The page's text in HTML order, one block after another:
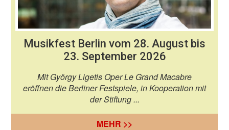
Musikfest Berlin vom 28. August bis
23. September 2026
Mit György Ligetis Oper Le Grand Macabre
eröffnen die Berliner Festspiele, in Kooperation mit
der Stiftung ...
MEHR >>